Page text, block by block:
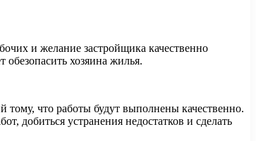
и желание застройщика качественно
обезопасить хозяина жилья.
тому, что работы будут выполнены качественно.
добиться устранения недостатков и сделать